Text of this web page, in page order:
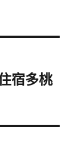
宿多桃